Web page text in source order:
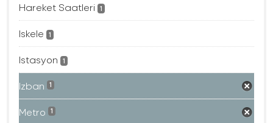
Hareket Saatleri 1
Iskele 1
Istasyon 1
Izban 1
Metro 1